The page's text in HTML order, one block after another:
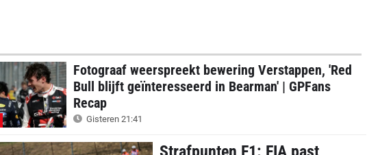
Fotograaf weerspreekt bewering Verstappen, 'Red
Bull blijft geïnteresseerd in Bearman' | GPFans
Recap
Gisteren 21:41